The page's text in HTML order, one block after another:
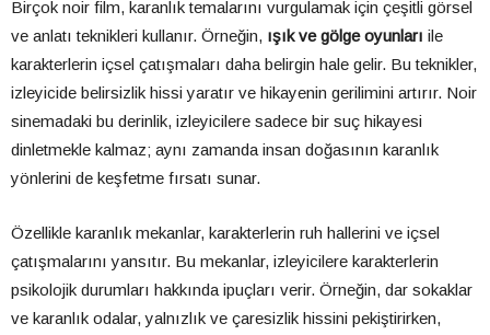
Birçok noir film, karanlık temalarını vurgulamak için çeşitli görsel
ve anlatı teknikleri kullanır. Örneğin, ışık ve gölge oyunları ile
karakterlerin içsel çatışmaları daha belirgin hale gelir. Bu teknikler,
izleyicide belirsizlik hissi yaratır ve hikayenin gerilimini artırır. Noir
sinemadaki bu derinlik, izleyicilere sadece bir suç hikayesi
dinletmekle kalmaz; aynı zamanda insan doğasının karanlık
yönlerini de keşfetme fırsatı sunar.
Özellikle karanlık mekanlar, karakterlerin ruh hallerini ve içsel
çatışmalarını yansıtır. Bu mekanlar, izleyicilere karakterlerin
psikolojik durumları hakkında ipuçları verir. Örneğin, dar sokaklar
ve karanlık odalar, yalnızlık ve çaresizlik hissini pekiştirirken,